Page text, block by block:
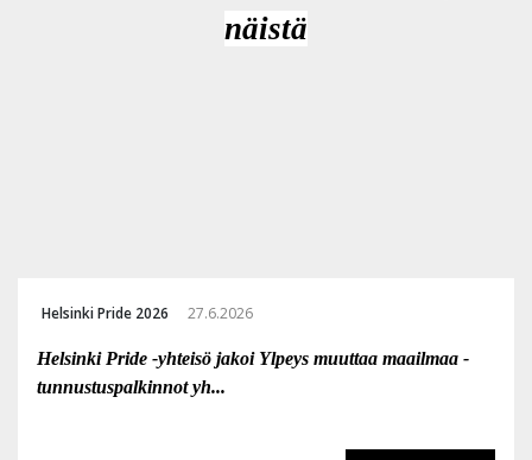
näistä
Helsinki Pride 2026 27.6.2026
Helsinki Pride -yhteisö jakoi Ylpeys muuttaa maailmaa -
tunnustuspalkinnot yh...